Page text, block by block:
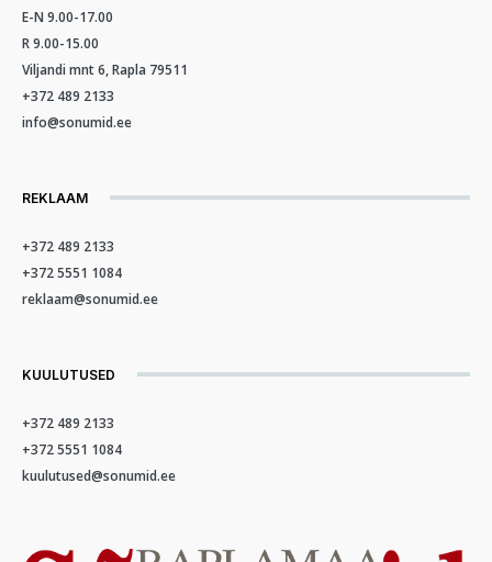
E-N 9.00-17.00
R 9.00-15.00
Viljandi mnt 6, Rapla 79511
+372 489 2133
info@sonumid.ee
REKLAAM
+372 489 2133
+372 5551 1084
reklaam@sonumid.ee
KUULUTUSED
+372 489 2133
+372 5551 1084
kuulutused@sonumid.ee